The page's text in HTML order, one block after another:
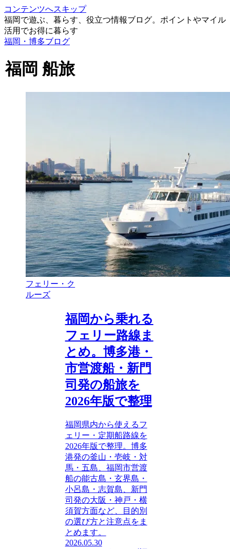
コンテンツへスキップ
福岡で遊ぶ、暮らす、役立つ情報ブログ。ポイントやマイル
活用でお得に暮らす
福岡・博多ブログ
福岡 船旅
フェリー・ク
ルーズ
福岡から乗れる
フェリー路線ま
とめ。博多港・
市営渡船・新門
司発の船旅を
2026年版で整理
福岡県内から使えるフ
ェリー・定期船路線を
2026年版で整理。博多
港発の釜山・壱岐・対
馬・五島、福岡市営渡
船の能古島・玄界島・
小呂島・志賀島、新門
司発の大阪・神戸・横
須賀方面など、目的別
の選び方と注意点をま
とめます。
2026.05.30